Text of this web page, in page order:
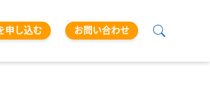
申し込む お問い合わせ